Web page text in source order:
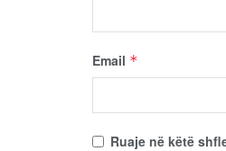
Email *
Ruaje në këtë